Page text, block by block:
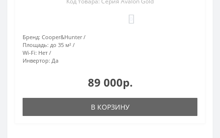
Бренд: Cooper&Hunter
Площадь: до 35 м²
Wi-Fi: Нет
Инвертор: Да
89 000р.
В КОРЗИНУ